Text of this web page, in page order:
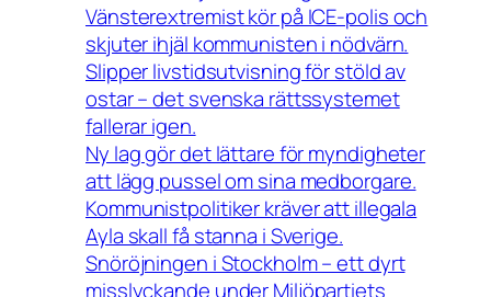
Vänsterextremist kör på ICE-polis och
skjuter ihjäl kommunisten i nödvärn.
Slipper livstidsutvisning för stöld av
ostar – det svenska rättssystemet
fallerar igen.
Ny lag gör det lättare för myndigheter
att lägg pussel om sina medborgare.
Kommunistpolitiker kräver att illegala
Ayla skall få stanna i Sverige.
Snöröjningen i Stockholm – ett dyrt
misslyckande under Miljöpartiets